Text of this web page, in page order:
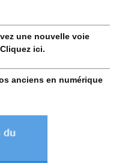
une nouvelle voie
ici.
anciens en numérique